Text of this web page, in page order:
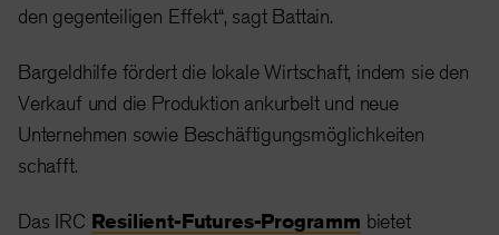
den gegenteiligen Effekt“, sagt Battain.
Bargeldhilfe fördert die lokale Wirtschaft, indem sie den
Verkauf und die Produktion ankurbelt und neue
Unternehmen sowie Beschäftigungsmöglichkeiten
schafft.
Das IRC Resilient-Futures-Programm bietet